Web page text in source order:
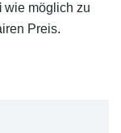
wie möglich zu
Preis.